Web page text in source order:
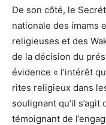
De son côté, le
nationale des imams
religieuses et des
de la décision du
évidence « l’intérêt
rites religieux dans
soulignant qu’il
témoignant de